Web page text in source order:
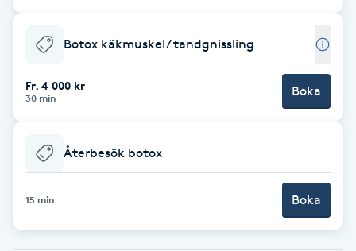
Bottenfärg
Brynformning
Brynfärgning
Brynplockning
Bröllopsuppsättning
C
Botox käkmuskel/ tandgnissling
Fr. 4 000 kr
30 min Boka
Återbesök botox
15 min Boka